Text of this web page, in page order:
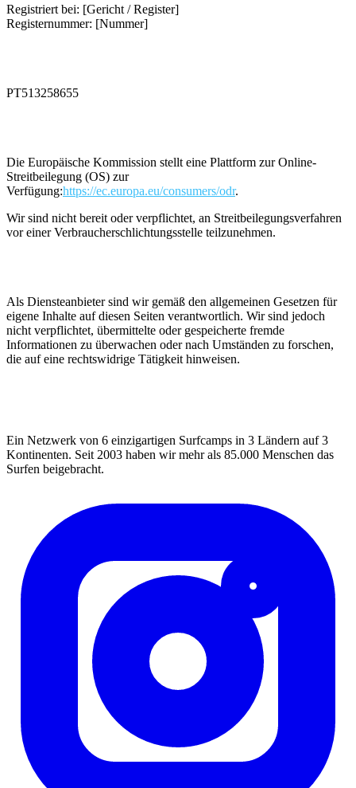
Registriert bei: [Gericht / Register]
Registernummer: [Nummer]
PT513258655
Die Europäische Kommission stellt eine Plattform zur Online-
Streitbeilegung (OS) zur
Verfügung:https://ec.europa.eu/consumers/odr.
Wir sind nicht bereit oder verpflichtet, an Streitbeilegungsverfahren
vor einer Verbraucherschlichtungsstelle teilzunehmen.
Als Diensteanbieter sind wir gemäß den allgemeinen Gesetzen für
eigene Inhalte auf diesen Seiten verantwortlich. Wir sind jedoch
nicht verpflichtet, übermittelte oder gespeicherte fremde
Informationen zu überwachen oder nach Umständen zu forschen,
die auf eine rechtswidrige Tätigkeit hinweisen.
Ein Netzwerk von 6 einzigartigen Surfcamps in 3 Ländern auf 3
Kontinenten. Seit 2003 haben wir mehr als 85.000 Menschen das
Surfen beigebracht.